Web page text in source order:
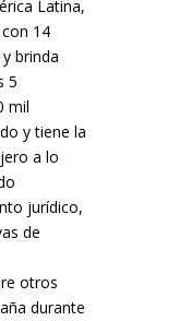
Latina,
14
brinda
5
mil
y tiene la
a lo
jurídico,
de
otros
durante